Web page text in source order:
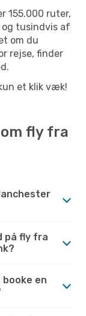
155.000 ruter,
og tusindvis af
om du
rejse, finder
et klik væk!
fly fra
på fly fra
en